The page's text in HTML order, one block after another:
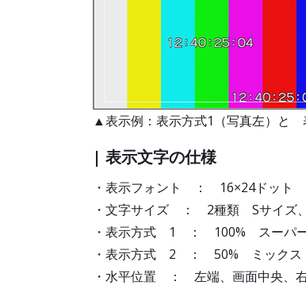
▲表示例：表示方式1（写真左）と
| 表示文字の仕様
・表示フォント ： 16×24ドット
・文字サイズ ： 2種類 Sサイズ
・表示方式 1 ： 100% スーパ
・表示方式 2 ： 50%
・水平位置 ： 左端、画面中央、